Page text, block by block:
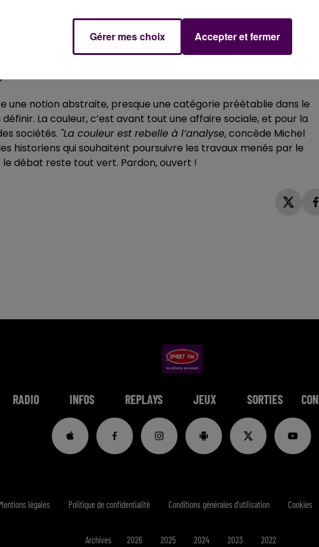
prend le public à témoin :
rien ! Mais vous voyez de quoi je veux parler !".Le public
ne jurant que par les lignes et les courbes, un peu moins
couleurs, je m’aperçois au bout de deux minutes que nous
une notion abstraite, presque une catégorie préétablie dans le
La couleur, c’est avant tout une affaire sociale, et pour la
sociétés. "La couleur est rebelle à l’analyse, concède Michel
historiens qui souhaitent poursuivre les travaux menés par le
le débat reste tout vert. Pardon, ouvert !
RADIO INFOS REPLAYS JEUX SORTIES
Mentions légales Politique de confidentialité Conditions générales d'utilisation Cookies
Archives 2026 2025 2024 2023 2022
Gérer mes choix Accepter et fermer